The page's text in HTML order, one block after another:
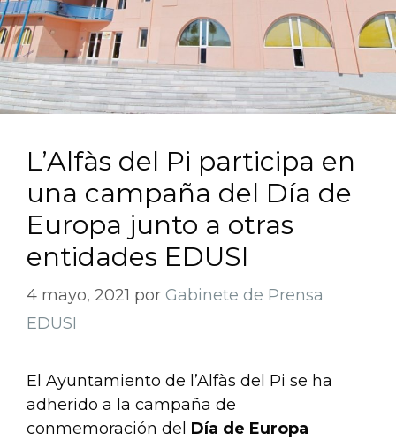
L’Alfàs del Pi participa en
una campaña del Día de
Europa junto a otras
entidades EDUSI
4 mayo, 2021 por Gabinete de Prensa
EDUSI
El Ayuntamiento de l’Alfàs del Pi se ha
adherido a la campaña de
conmemoración del Día de Europa